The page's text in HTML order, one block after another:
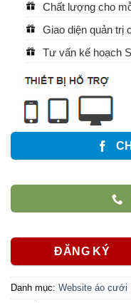
Chất lượng cho
Giao diện quản trị
Tư vấn kế hoạch
ĐĂNG KÝ
Danh mục: Website áo cưới